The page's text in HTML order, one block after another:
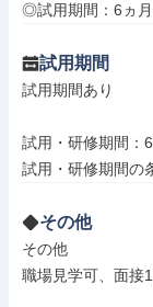
◎試用期間：6ヵ
試用期間
試用期間あり
試用・研修期間：
その他
その他
職場見学可、面接